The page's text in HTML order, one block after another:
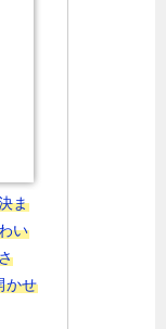
ま
い
かせ